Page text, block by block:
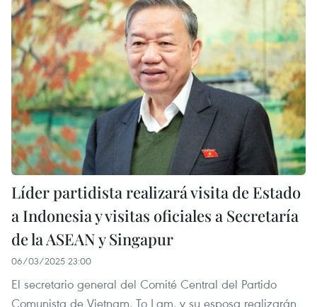
Líder partidista realizará visita de Estado
a Indonesia y visitas oficiales a Secretaría
de la ASEAN y Singapur
06/03/2025 23:00
El secretario general del Comité Central del Partido
Comunista de Vietnam, To Lam, y su esposa realizarán